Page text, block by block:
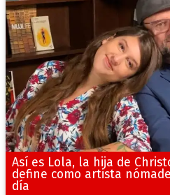
Así es Lola, la hija de
define como artista
día